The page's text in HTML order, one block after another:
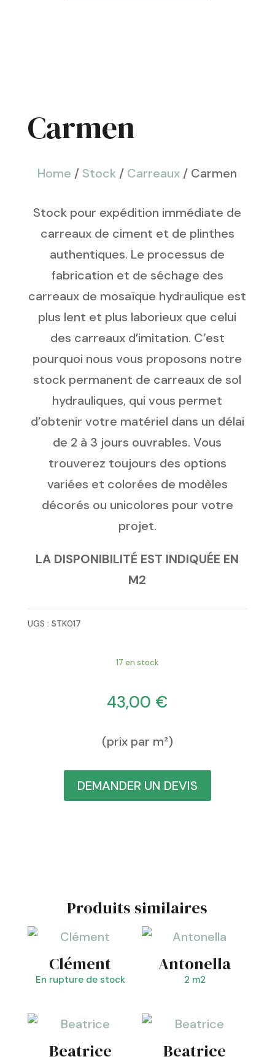
Carmen
Home / Stock / Carreaux / Carmen
Stock pour expédition immédiate de
carreaux de ciment et de plinthes
authentiques. Le processus de
fabrication et de séchage des
carreaux de mosaïque hydraulique est
plus lent et plus laborieux que celui
des carreaux d’imitation. C’est
pourquoi nous vous proposons notre
stock permanent de carreaux de sol
hydrauliques, qui vous permet
d’obtenir votre matériel dans un délai
de 2 à 3 jours ouvrables. Vous
trouverez toujours des options
variées et colorées de modèles
décorés ou unicolores pour votre
projet.
LA DISPONIBILITÉ EST INDIQUÉE EN
M2
UGS : STK017
17 en stock
43,00 €
(prix par m²)
DEMANDER UN DEVIS
Produits similaires
Clément
En rupture de stock
Antonella
2 m2
Beatrice Beatrice